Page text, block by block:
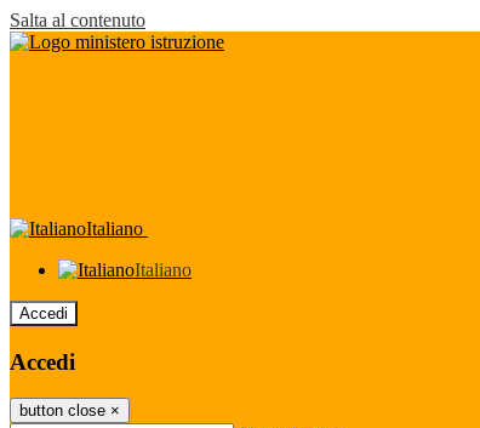
Salta al contenuto
Italiano
Italiano
Accedi
Accedi
button close ×